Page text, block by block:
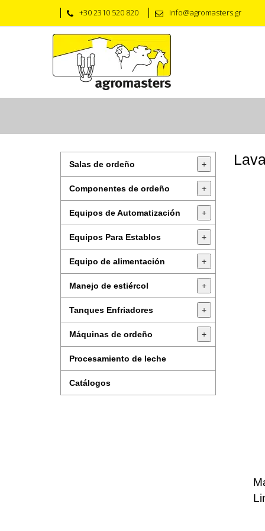
+30 2310 520 820 info@agromasters.gr
Salas de ordeño +
Componentes de ordeño +
Equipos de Automatización +
Equipos Para Establos +
Equipo de alimentación +
Manejo de estiércol +
Tanques Enfriadores +
Máquinas de ordeño +
Procesamiento de leche
Catálogos